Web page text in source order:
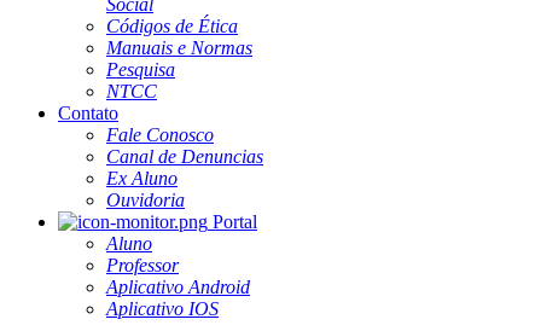
Social
Códigos de Ética
Manuais e Normas
Pesquisa
NTCC
Contato
Fale Conosco
Canal de Denuncias
Ex Aluno
Ouvidoria
Portal
Aluno
Professor
Aplicativo Android
Aplicativo IOS